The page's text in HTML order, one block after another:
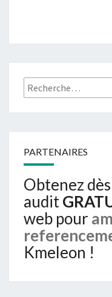
Rechercher :
PARTENAIRES
Obtenez
audit
web pour
Kmeleon !